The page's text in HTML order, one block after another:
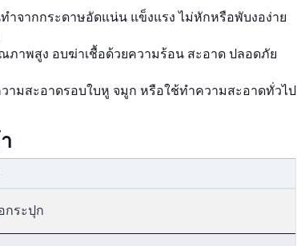
ำจากกระดาษอัดแน่น แข็งแรง ไม่หักหรือพับงอง่าย
ภาพสูง อบฆ่าเชื้อด้วยความร้อน สะอาด ปลอดภัย
ามสะอาดรอบใบหู จมูก หรือใช้ทำความสะอาดทั่วไป
กระปุก